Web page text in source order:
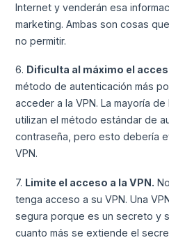
Internet y venderán esa
marketing. Ambas son cosas
no permitir.
6. Dificulta al máximo el
método de autenticación más
acceder a la VPN. La mayoría
utilizan el método estándar de
contraseña, pero esto debería
VPN.
7. Limite el acceso a la VPN.
tenga acceso a su VPN. Una
segura porque es un secreto y
cuanto más se extiende el